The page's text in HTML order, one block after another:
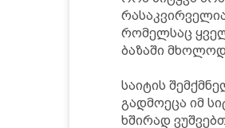
რომელსაც
ბაზაში
საიტის
გადმოეცა იმ
ხშირად